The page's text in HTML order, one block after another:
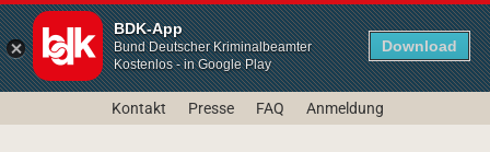
BDK-App
Bund Deutscher Kriminalbeamter
Kostenlos - in Google Play
Download
Kontakt Presse FAQ Anmeldung